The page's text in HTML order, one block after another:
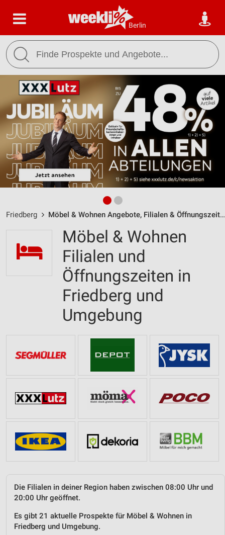
Berlin
Friedberg Möbel & Wohnen Angebote, Filialen & Öffnungszeiten
Möbel & Wohnen
Filialen und
Öffnungszeiten in
Friedberg und
Umgebung
Die Filialen in deiner Region haben zwischen 08:00 Uhr und
20:00 Uhr geöffnet.
Es gibt 21 aktuelle Prospekte für Möbel & Wohnen in
Friedberg und Umgebung.